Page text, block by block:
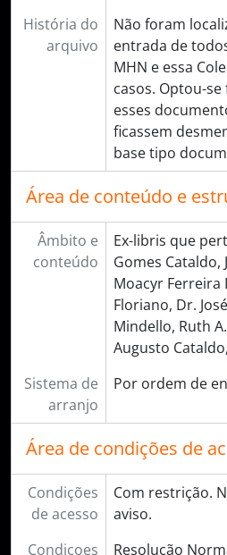
História do
arquivo
Não foram
entrada de
MHN e essa
casos. Optou-
esses
ficassem
base tipo
Área de conteúdo e
Âmbito e
conteúdo
Ex-libris que
Gomes Cataldo,
Moacyr Ferreira
Floriano, Dr.
Mindello, Ruth
Augusto
Sistema de
arranjo
Por ordem de
Área de condições de
Condições
de acesso
Com restrição.
aviso.
Condiçoes
Resolução